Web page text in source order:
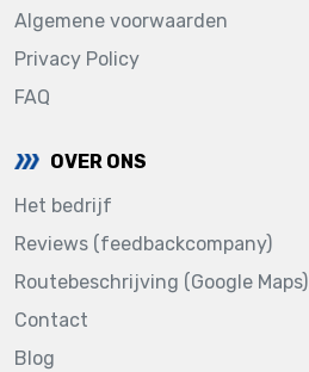
Algemene voorwaarden
Privacy Policy
FAQ
OVER ONS
Het bedrijf
Reviews (feedbackcompany)
Routebeschrijving (Google Maps)
Contact
Blog